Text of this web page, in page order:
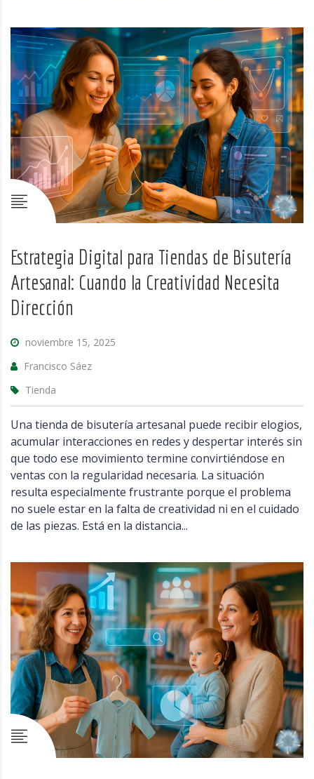
Estrategia Digital para Tiendas de Bisutería
Artesanal: Cuando la Creatividad Necesita
Dirección
noviembre 15, 2025
Francisco Sáez
Tienda
Una tienda de bisutería artesanal puede recibir elogios,
acumular interacciones en redes y despertar interés sin
que todo ese movimiento termine convirtiéndose en
ventas con la regularidad necesaria. La situación
resulta especialmente frustrante porque el problema
no suele estar en la falta de creatividad ni en el cuidado
de las piezas. Está en la distancia...